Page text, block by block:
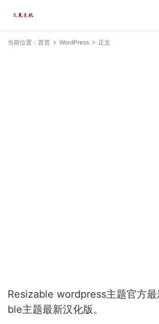
当前位置： 首页 WordPress 正文
Resizable wordpress主题官方
ble主题最新汉化版。